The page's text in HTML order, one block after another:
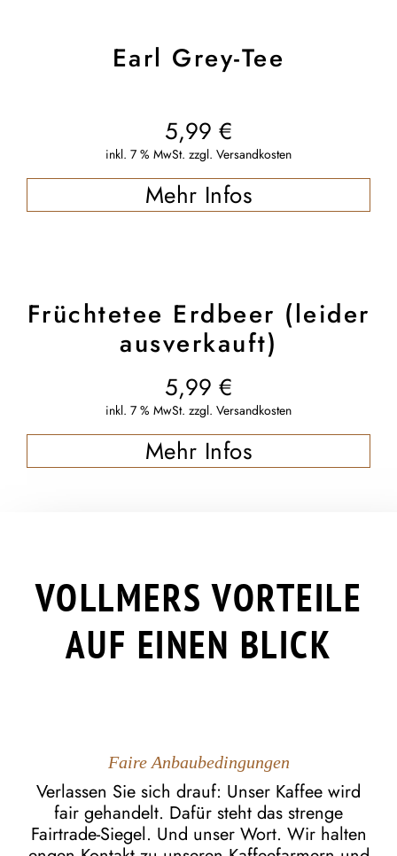
Earl Grey-Tee
5,99 €
inkl. 7 % MwSt. zzgl. Versandkosten
Mehr Infos
Früchtetee Erdbeer (leider
ausverkauft)
5,99 €
inkl. 7 % MwSt. zzgl. Versandkosten
Mehr Infos
VOLLMERS VORTEILE
AUF EINEN BLICK
Faire Anbaubedingungen
Verlassen Sie sich drauf: Unser Kaffee wird
fair gehandelt. Dafür steht das strenge
Fairtrade-Siegel. Und unser Wort. Wir halten